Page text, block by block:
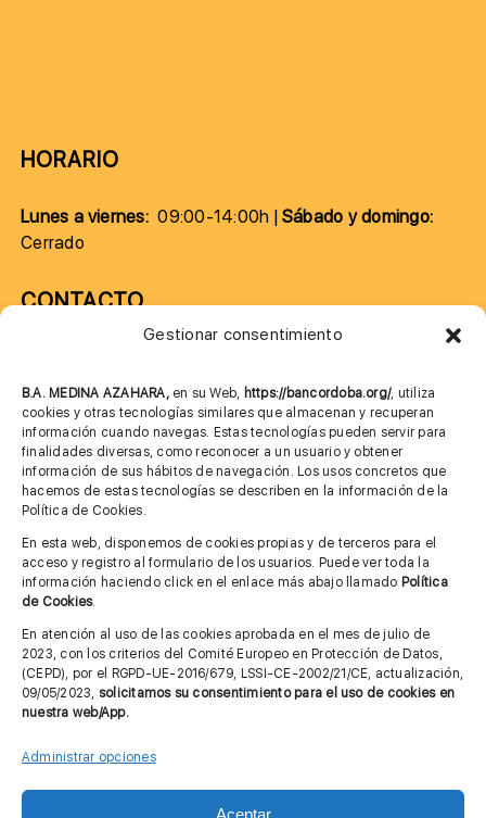
Gestionar consentimiento
B.A. MEDINA AZAHARA, en su Web, https://bancordoba.org/, utiliza
cookies y otras tecnologías similares que almacenan y recuperan
información cuando navegas. Estas tecnologías pueden servir para
finalidades diversas, como reconocer a un usuario y obtener
información de sus hábitos de navegación. Los usos concretos que
hacemos de estas tecnologías se describen en la información de la
Política de Cookies.
En esta web, disponemos de cookies propias y de terceros para el
acceso y registro al formulario de los usuarios. Puede ver toda la
información haciendo click en el enlace más abajo llamado Política
de Cookies.
En atención al uso de las cookies aprobada en el mes de julio de
2023, con los criterios del Comité Europeo en Protección de Datos,
(CEPD), por el RGPD-UE-2016/679, LSSI-CE-2002/21/CE, actualización,
09/05/2023, solicitamos su consentimiento para el uso de cookies en
nuestra web/App.
Administrar opciones
Aceptar
HORARIO
Lunes a viernes:09:00-14:00h |Sábado y domingo:
Cerrado
CONTACTO
685 901 226
MÁS INFORMACIÓN
Aviso legal
Política de privacidad
Cita previa FAGA